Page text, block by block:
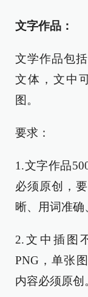
文字作品：
文学作品包
文体，文中
图。
要求：
1.文字作品
必须原创，
晰、用词准确
2.文中插图
PNG，单张
内容必须原创